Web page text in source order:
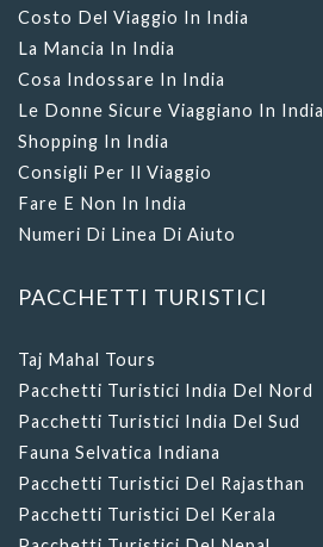
Costo Del Viaggio In India
La Mancia In India
Cosa Indossare In India
Le Donne Sicure Viaggiano In India
Shopping In India
Consigli Per Il Viaggio
Fare E Non In India
Numeri Di Linea Di Aiuto
PACCHETTI TURISTICI
Taj Mahal Tours
Pacchetti Turistici India Del Nord
Pacchetti Turistici India Del Sud
Fauna Selvatica Indiana
Pacchetti Turistici Del Rajasthan
Pacchetti Turistici Del Kerala